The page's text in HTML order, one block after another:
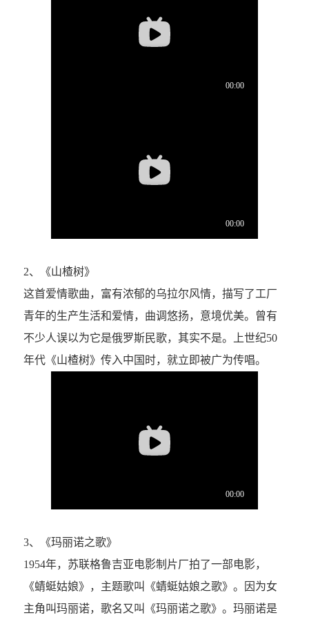
2、《山楂树》
这首爱情歌曲，富有浓郁的乌拉尔风情，描写了工厂
青年的生产生活和爱情，曲调悠扬，意境优美。曾有
不少人误以为它是俄罗斯民歌，其实不是。上世纪50
年代《山楂树》传入中国时，就立即被广为传唱。
3、《玛丽诺之歌》
1954年，苏联格鲁吉亚电影制片厂拍了一部电影，
《蜻蜓姑娘》，主题歌叫《蜻蜓姑娘之歌》。因为女
主角叫玛丽诺，歌名又叫《玛丽诺之歌》。玛丽诺是